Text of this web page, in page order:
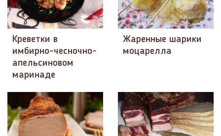
Креветки в
имбирно-чесночно-
апельсиновом
маринаде
Жаренные шарики
моцарелла